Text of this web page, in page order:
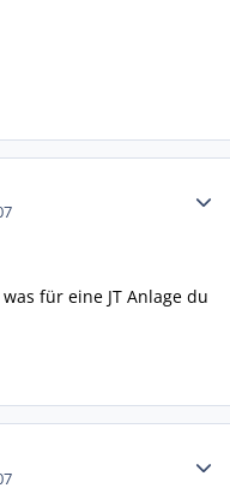
für eine JT Anlage du